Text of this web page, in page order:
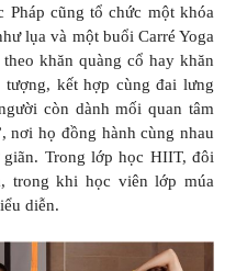
Pháp cũng tổ chức một khóa
lụa và một buổi Carré Yoga
khăn quàng cổ hay khăn
tượng, kết hợp cùng đai lưng
còn dành mối quan tâm
nơi họ đồng hành cùng nhau
Trong lớp học HIIT, đôi
trong khi học viên lớp múa
diễn.